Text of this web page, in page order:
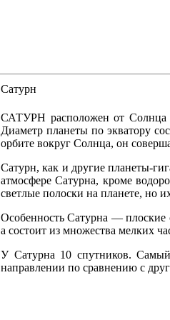
Сатурн
САТУРН расположен от Солнца
Диаметр планеты по экватору
орбите вокруг Солнца, он
Сатурн, как и другие планеты-
атмосфере Сатурна, кроме
светлые полоски на планете, но
Особенность Сатурна — плоские
а состоит из множества мелких
У Сатурна 10 спутников.
направлении по сравнению с